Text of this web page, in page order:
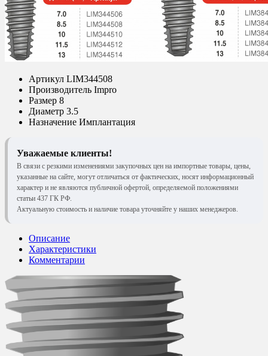
Артикул LIM344508
Производитель Impro
Размер 8
Диаметр 3.5
Назначение Имплантация
Уважаемые клиенты!
В связи с резкими изменениями закупочных цен на импортные товары, цены,
указанные на сайте, могут отличаться от фактических, носят информационный
характер и не являются публичной офертой, определяемой положениями
статьи 437 ГК РФ.
Актуальную стоимость и наличие товара уточняйте у наших менеджеров.
Описание
Характеристики
Комментарии